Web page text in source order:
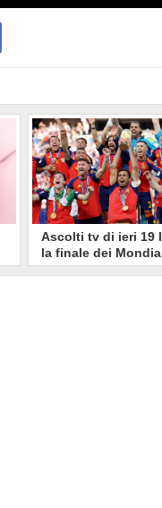
Ascolti tv di ieri 19
la finale dei
Spagna-Argentina